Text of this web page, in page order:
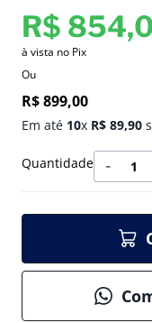
R$ 854,
à vista no Pix
Ou
R$899,00
Em até 10x R$ 89,90
Quantidade －